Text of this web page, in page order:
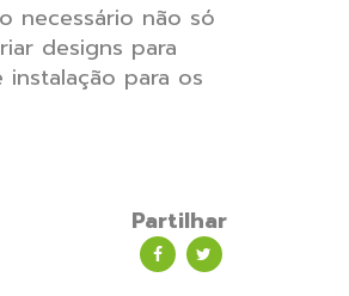
necessário não só
designs para
para os
Partilhar